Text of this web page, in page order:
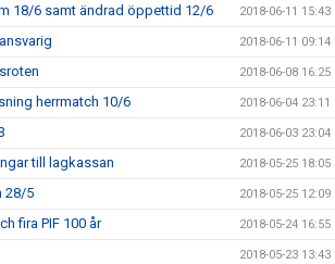
18/6 samt ändrad öppettid 12/6 2018-06-11 15:43
2018-06-11 09:14
2018-06-08 16:25
herrmatch 10/6 2018-06-04 23:11
2018-06-03 23:04
till lagkassan 2018-05-25 18:05
28/5 2018-05-25 12:09
fira PIF 100 år 2018-05-24 16:55
2018-05-23 13:43